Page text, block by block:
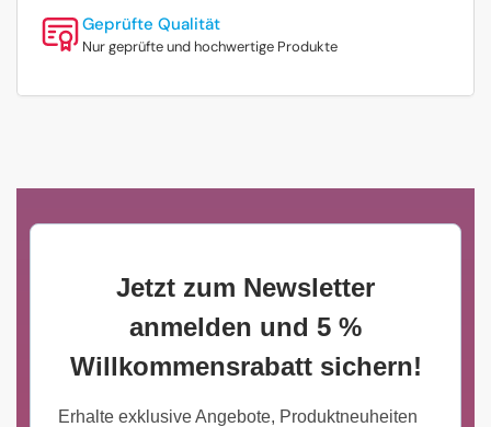
Geprüfte Qualität
Nur geprüfte und hochwertige Produkte
Jetzt zum Newsletter
anmelden und 5 %
Willkommensrabatt sichern!
Erhalte exklusive Angebote, Produktneuheiten